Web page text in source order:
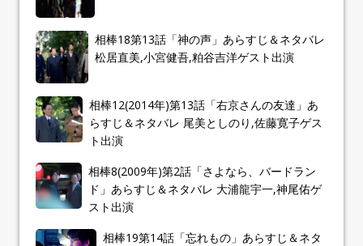
相棒18第13話「神の声」あらすじ＆ネタバレ
松居直美,小宮健吾,粕谷吉洋ゲスト出演
相棒12(2014年)第13話「右京さんの友達」あ
らすじ＆ネタバレ 尾美としのり,佐藤寛子ゲス
ト出演
相棒8(2009年)第2話「さよなら、バードラン
ド」あらすじ＆ネタバレ 大浦龍宇一,神尾佑ゲ
スト出演
相棒19第14話「忘れもの」あらすじ＆ネタ